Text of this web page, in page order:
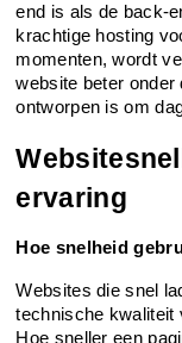
end is als de back-
krachtige hosting
momenten, wordt
website beter onder
ontworpen is om
ervaring
Hoe snelheid
Websites die snel
technische kwaliteit
Hoe sneller een